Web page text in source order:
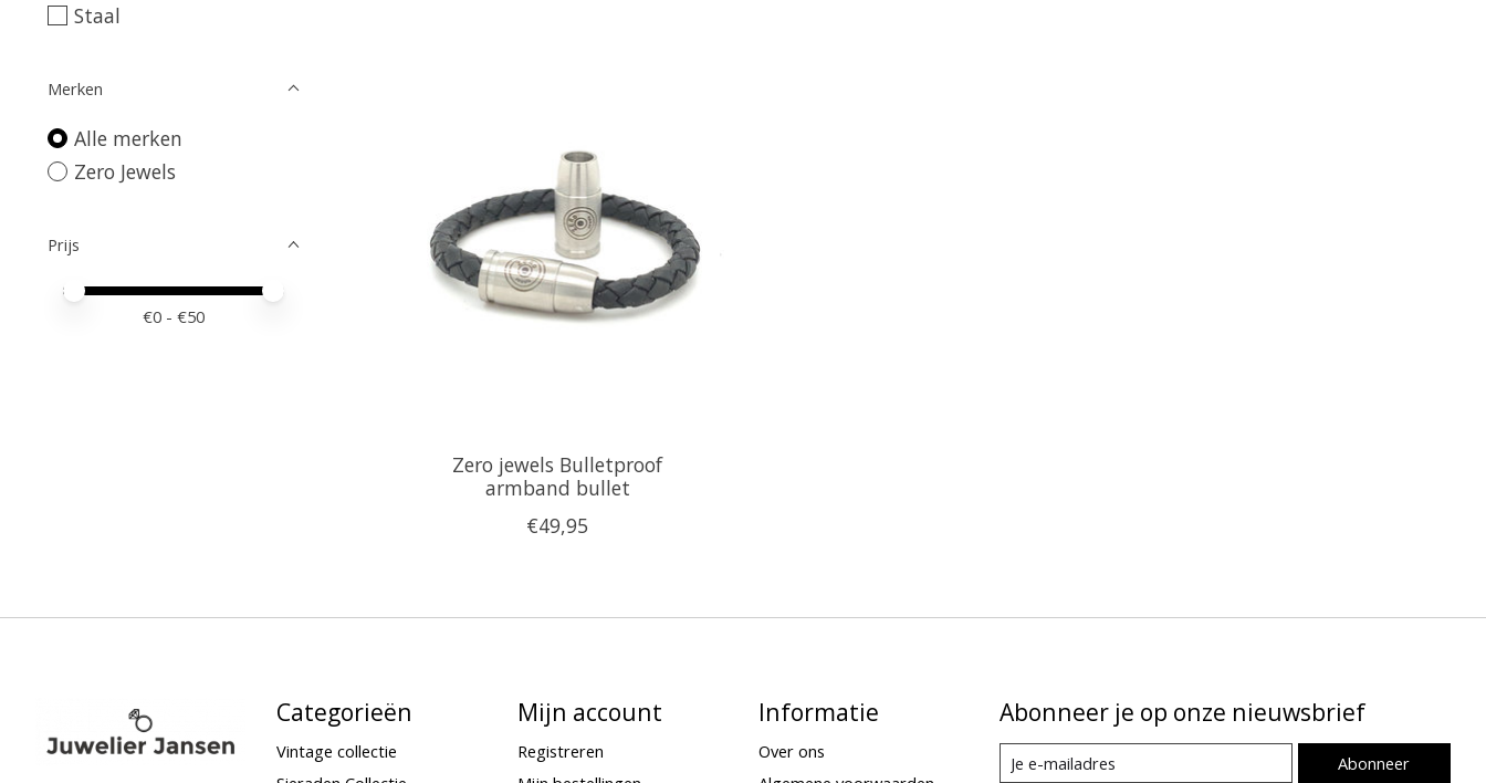
Staal
Merken
Alle merken
Zero Jewels
Prijs
Minimale prijswaarde
Price maximum value
€0 - €50
Zero jewels Bulletproof
armband bullet
€49,95
Categorieën
Vintage collectie
Mijn account
Registreren
Informatie
Over ons
Abonneer je op onze nieuwsbrief
Abonneer